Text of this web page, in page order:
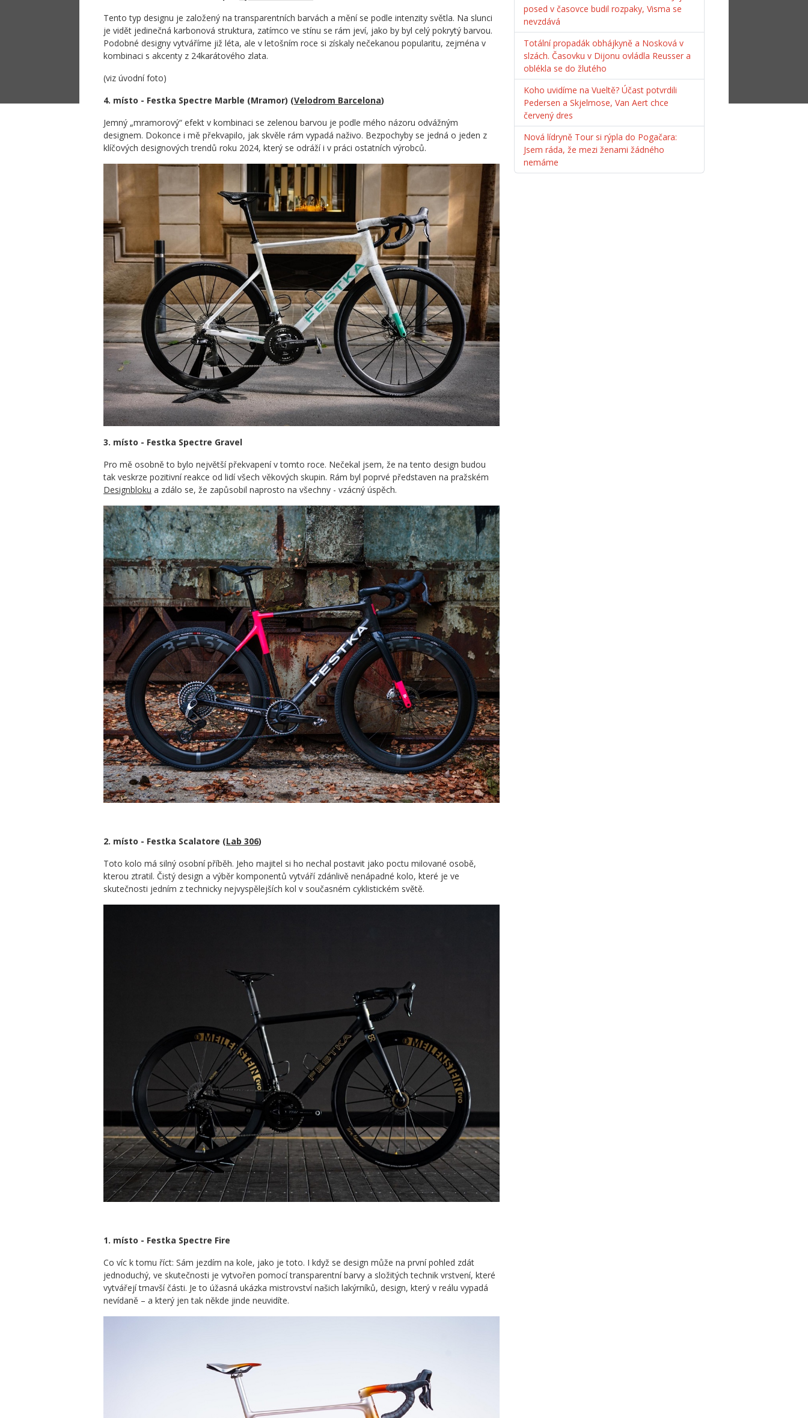
Tento typ designu je založený na transparentních barvách a mění se podle intenzity světla. Na slunci
je vidět jedinečná karbonová struktura, zatímco ve stínu se rám jeví, jako by byl celý pokrytý barvou.
Podobné designy vytváříme již léta, ale v letošním roce si získaly nečekanou popularitu, zejména v
kombinaci s akcenty z 24karátového zlata.
(viz úvodní foto)
4. místo - Festka Spectre Marble (Mramor) (Velodrom Barcelona)
Jemný „mramorový“ efekt v kombinaci se zelenou barvou je podle mého názoru odvážným
designem. Dokonce i mě překvapilo, jak skvěle rám vypadá naživo. Bezpochyby se jedná o jeden z
klíčových designových trendů roku 2024, který se odráží i v práci ostatních výrobců.
3. místo - Festka Spectre Gravel
Pro mě osobně to bylo největší překvapení v tomto roce. Nečekal jsem, že na tento design budou
tak veskrze pozitivní reakce od lidí všech věkových skupin. Rám byl poprvé představen na pražském
Designbloku a zdálo se, že zapůsobil naprosto na všechny - vzácný úspěch.
2. místo - Festka Scalatore (Lab 306)
Toto kolo má silný osobní příběh. Jeho majitel si ho nechal postavit jako poctu milované osobě,
kterou ztratil. Čistý design a výběr komponentů vytváří zdánlivě nenápadné kolo, které je ve
skutečnosti jedním z technicky nejvyspělejších kol v současném cyklistickém světě.
1. místo - Festka Spectre Fire
Co víc k tomu říct: Sám jezdím na kole, jako je toto. I když se design může na první pohled zdát
jednoduchý, ve skutečnosti je vytvořen pomocí transparentní barvy a složitých technik vrstvení, které
vytvářejí tmavší části. Je to úžasná ukázka mistrovství našich lakýrníků, design, který v reálu vypadá
nevídaně – a který jen tak někde jinde neuvidíte.
posed v časovce budil rozpaky, Visma se
nevzdává
Totální propadák obhájkyně a Nosková v
slzách. Časovku v Dijonu ovládla Reusser a
oblékla se do žlutého
Koho uvidíme na Vueltě? Účast potvrdili
Pedersen a Skjelmose, Van Aert chce
červený dres
Nová lídryně Tour si rýpla do Pogačara:
Jsem ráda, že mezi ženami žádného
nemáme